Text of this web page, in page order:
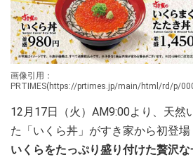
画像引用：
PRTIMES(https://prtimes.jp/main/html/rd/p/
12月17日（火）AM9:00より、天然
た「いくら丼」がすき家から初登場
いくらをたっぷり盛り付けた贅沢